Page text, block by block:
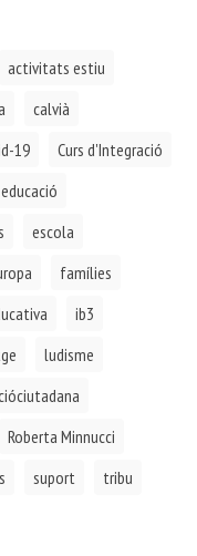
activitats estiu
calvià
19
Curs d'Integració
educació
escola
famílies
ib3
ludisme
Roberta Minnucci
suport
tribu